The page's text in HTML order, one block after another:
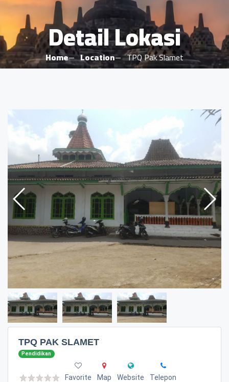
Detail Lokasi
Home Location TPQ Pak Slamet
TPQ PAK SLAMET
Pendidikan
Favorite Map Website Telepon